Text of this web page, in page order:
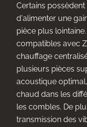
Certains
d'alimenter une
pièce plus
compatibles avec
chauffage
plusieurs pièces
acoustique
chaud dans les
les combles. De
transmission des